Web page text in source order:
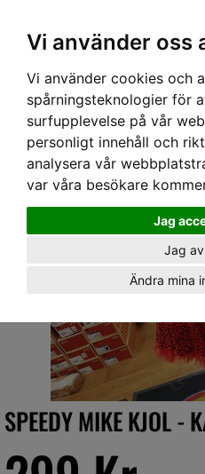
Vi använder oss
Vi använder cookies och
spårningsteknologier för
surfupplevelse på vår
personligt innehåll och
analysera vår
var våra besökare
Jag
Jag
Ändra mina
Hem› DAM›KJOLAR › SPEEDY MIKE KJOL -
SPEEDY MIKE KJOL -